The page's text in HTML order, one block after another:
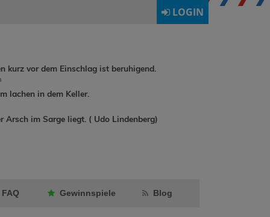
LOGIN
rebuat1974hat
kurz vor dem Einschlag ist beruhigend.
lachen in dem Keller.
Arsch im Sarge liegt. ( Udo Lindenberg)
FAQ Gewinnspiele Blog